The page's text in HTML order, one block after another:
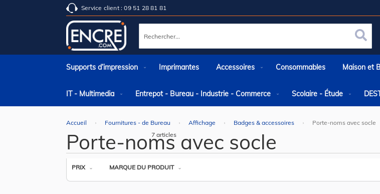
Service client : 09 51 28 81 81
Rechercher
Supports d’impression Imprimantes Accessoires Consommables Maison et
IT - Multimedia Entrepot - Bureau - Industrie - Commerce Scolaire - Étude
Accueil Fournitures - de Bureau Affichage Badges & accessoires Porte-noms avec socle
Porte-noms avec socle
PRIX MARQUE DU PRODUIT
7 articles